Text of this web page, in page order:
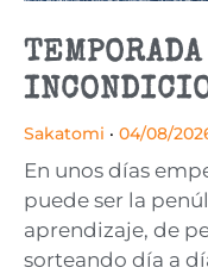
Sakatomi 04/08/
En unos días
puede ser la
aprendizaje, de
sorteando día a